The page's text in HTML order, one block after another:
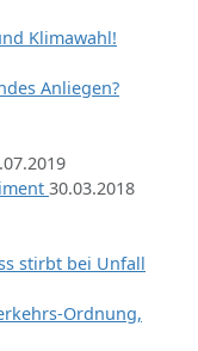
Klimawahl!
Anliegen?
30.03.2018
stirbt bei Unfall
Ordnung,